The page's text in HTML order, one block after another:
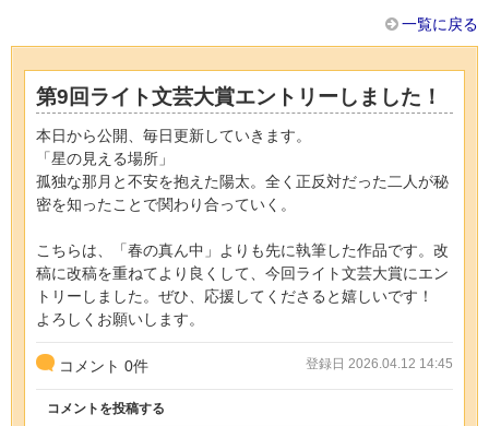
一覧に戻る
第9回ライト文芸大賞エントリーしました！
本日から公開、毎日更新していきます。
「星の見える場所」
孤独な那月と不安を抱えた陽太。全く正反対だった二人が秘
密を知ったことで関わり合っていく。
こちらは、「春の真ん中」よりも先に執筆した作品です。改
稿に改稿を重ねてより良くして、今回ライト文芸大賞にエン
トリーしました。ぜひ、応援してくださると嬉しいです！
よろしくお願いします。
コメント 0件 登録日 2026.04.12 14:45
コメントを投稿する